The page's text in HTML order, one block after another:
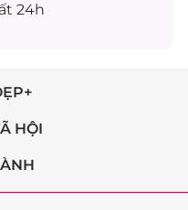
24h
HỘI